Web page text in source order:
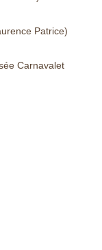
Patrice)
Carnavalet